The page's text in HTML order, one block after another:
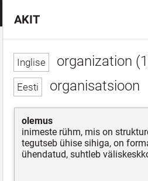
organization
organisatsioon
olemus
inimeste rühm, mis on
tegutseb ühise sihiga, on
ühendatud, suhtleb
AKIT